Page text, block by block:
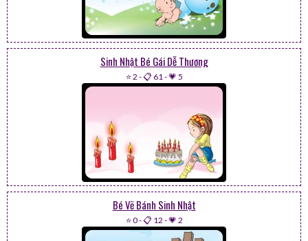
Sinh Nhật Bé Gái Dễ Thương
⭐ 2 -📋 61-💗 5
Bé Vẽ Bánh Sinh Nhật
⭐ 0-📋 12 -💗 2